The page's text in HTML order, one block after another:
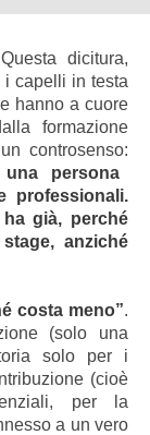
dicitura,
i capelli in testa
hanno a cuore
formazione
controsenso:
persona
professionali.
già, perché
anziché
costa meno”.
(solo una
solo per i
(cioè
per la
a un vero